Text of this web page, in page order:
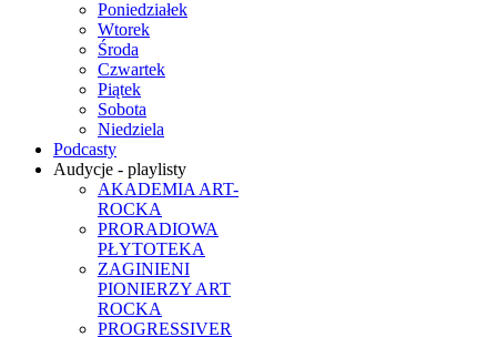
Poniedziałek
Wtorek
Środa
Czwartek
Piątek
Sobota
Niedziela
Podcasty
Audycje - playlisty
AKADEMIA ART-
ROCKA
PRORADIOWA
PŁYTOTEKA
ZAGINIENI
PIONIERZY ART
ROCKA
PROGRESSIVER